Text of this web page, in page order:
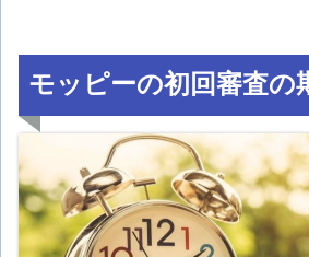
モッピーの初回審査の